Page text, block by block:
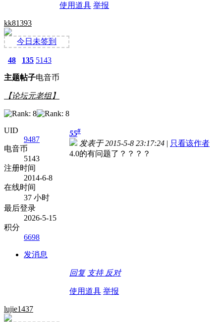
使用道具 举报
kk81393
今日未签到
48
主题
135
帖子
5143
电音币
【论坛元老组】
UID
9487
电音币
5143
注册时间
2014-6-8
在线时间
37 小时
最后登录
2026-5-15
积分
6698
发消息
55#
发表于 2015-5-8 23:17:24 | 只看该作者
4.0的有问题了？？？？
回复 支持 反对
使用道具 举报
lujie1437